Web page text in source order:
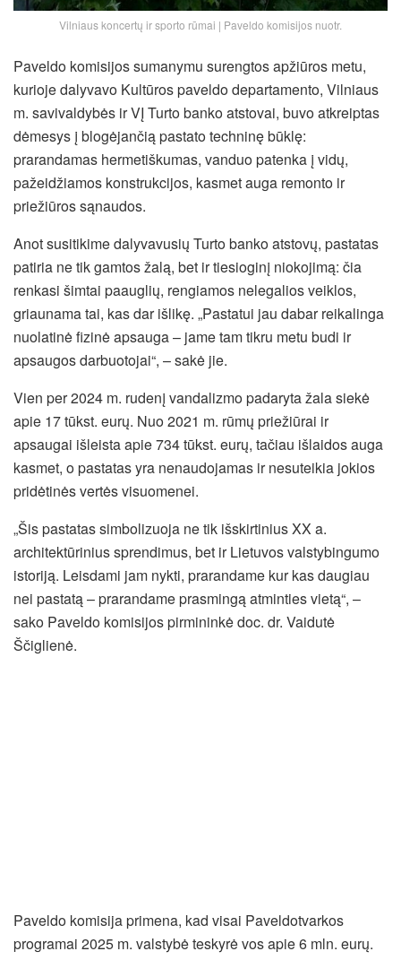
Vilniaus koncertų ir sporto rūmai | Paveldo komisijos nuotr.
Paveldo komisijos sumanymu surengtos apžiūros metu,
kurioje dalyvavo Kultūros paveldo departamento, Vilniaus
m. savivaldybės ir VĮ Turto banko atstovai, buvo atkreiptas
dėmesys į blogėjančią pastato techninę būklę:
prarandamas hermetiškumas, vanduo patenka į vidų,
pažeidžiamos konstrukcijos, kasmet auga remonto ir
priežiūros sąnaudos.
Anot susitikime dalyvavusių Turto banko atstovų, pastatas
patiria ne tik gamtos žalą, bet ir tiesioginį niokojimą: čia
renkasi šimtai paauglių, rengiamos nelegalios veiklos,
griaunama tai, kas dar išlikę. „Pastatui jau dabar reikalinga
nuolatinė fizinė apsauga – jame tam tikru metu budi ir
apsaugos darbuotojai“, – sakė jie.
Vien per 2024 m. rudenį vandalizmo padaryta žala siekė
apie 17 tūkst. eurų. Nuo 2021 m. rūmų priežiūrai ir
apsaugai išleista apie 734 tūkst. eurų, tačiau išlaidos auga
kasmet, o pastatas yra nenaudojamas ir nesuteikia jokios
pridėtinės vertės visuomenei.
„Šis pastatas simbolizuoja ne tik išskirtinius XX a.
architektūrinius sprendimus, bet ir Lietuvos valstybingumo
istoriją. Leisdami jam nykti, prarandame kur kas daugiau
nei pastatą – prarandame prasmingą atminties vietą“, –
sako Paveldo komisijos pirmininkė doc. dr. Vaidutė
Ščiglienė.
Paveldo komisija primena, kad visai Paveldotvarkos
programai 2025 m. valstybė teskyrė vos apie 6 mln. eurų.